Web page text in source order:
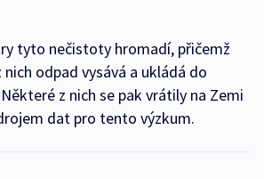
tyto nečistoty hromadí, přičemž
nich odpad vysává a ukládá do
z nich se pak vrátily na Zemi
dat pro tento výzkum.